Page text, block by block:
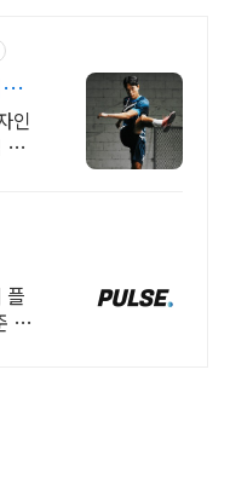
인
이
플
퍼